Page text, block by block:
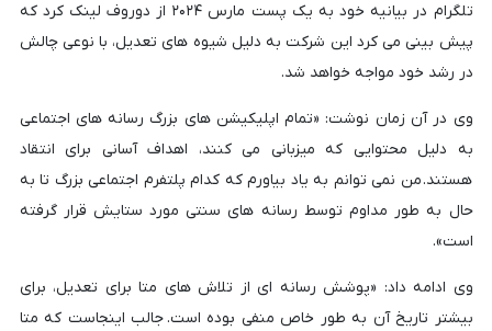
تلگرام در بیانیه خود به یک پست مارس ۲۰۲۴ از دوروف لینک کرد که
پیش بینی می کرد این شرکت به دلیل شیوه های تعدیل، با نوعی چالش
در رشد خود مواجه خواهد شد.
وی در آن زمان نوشت: «تمام اپلیکیشن های بزرگ رسانه های اجتماعی
به دلیل محتوایی که میزبانی می کنند، اهداف آسانی برای انتقاد
هستند. من نمی توانم به یاد بیاورم که کدام پلتفرم اجتماعی بزرگ تا به
حال به طور مداوم توسط رسانه های سنتی مورد ستایش قرار گرفته
است».
وی ادامه داد: «پوشش رسانه ای از تلاش های متا برای تعدیل، برای
بیشتر تاریخ آن به طور خاص منفی بوده است. جالب اینجاست که متا